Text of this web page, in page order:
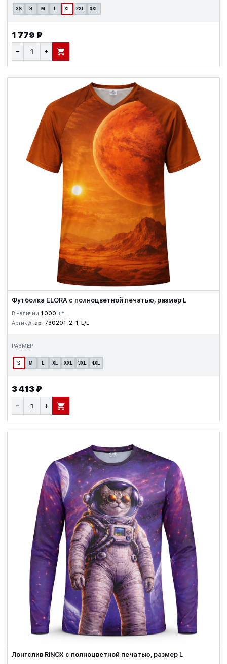
XS S M L XL 2XL 3XL
1 779 ₽
− + В КОРЗИНУ
Футболка ELORA с полноцветной печатью, размер L
В наличии:1 000 шт.
Артикул:ap-730201-2-1-L/L
РАЗМЕР
S M L XL XXL 3XL 4XL
3 413 ₽
− + В КОРЗИНУ
Лонгслив RINOX с полноцветной печатью, размер L